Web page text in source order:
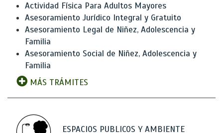
Actividad Física Para Adultos Mayores
Asesoramiento Jurídico Integral y Gratuito
Asesoramiento Legal de Niñez, Adolescencia y
Familia
Asesoramiento Social de Niñez, Adolescencia y
Familia
MÁS TRÁMITES
ESPACIOS PUBLICOS Y AMBIENTE